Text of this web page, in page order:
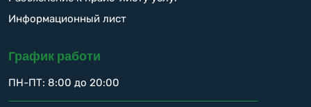
Информационный лист
График работи
ПН-ПТ: 8:00 до 20:00